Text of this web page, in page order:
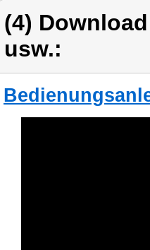
(4)
usw.: